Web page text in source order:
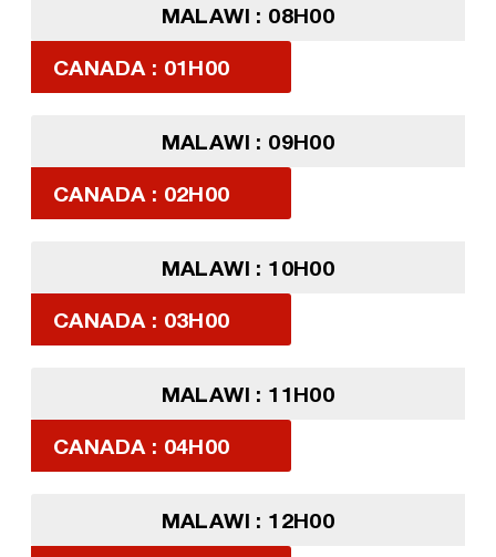
MALAWI : 08H00
CANADA : 01H00
MALAWI : 09H00
CANADA : 02H00
MALAWI : 10H00
CANADA : 03H00
MALAWI : 11H00
CANADA : 04H00
MALAWI : 12H00